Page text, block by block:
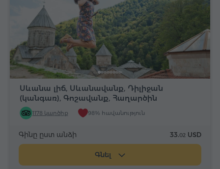
Սևանա լիճ, Սևանավանք, Դիլիջան
(կանգառ), Գոշավանք, Հաղարծին
1178 կարծիք 98% հավանություն
Գինը ըստ անձի 33.02 USD
Գնել